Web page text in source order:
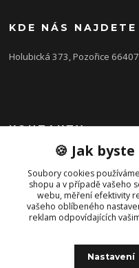
KDE NÁS NAJDETE
Holubická 373, Pozořice 66407
KONTAKTY
Zákaznická podpora FEROBET
+420 602 516 225
(Letní období Po-Pá, 7:00-
🍪 Jak
Soubory cookies
shopu a v případě vašeho
webu, měření efektivity
vašeho oblíbeného
reklam odpovídajících
Nastavení